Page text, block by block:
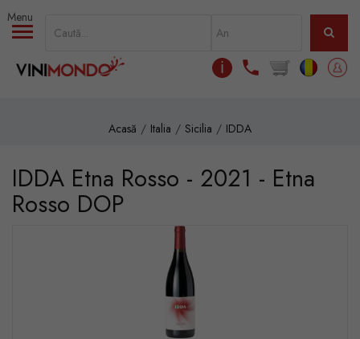
Mergi la conţinutul principal
ℹ
Acasă Italia Sicilia IDDA
IDDA Etna Rosso - 2021 - Etna
Rosso DOP